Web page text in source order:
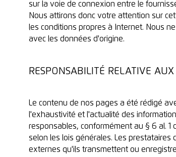
sur la voie de connexion entre le
Nous attirons donc votre attention sur
les conditions propres à Internet. Nous
avec les données d'origine.
RESPONSABILITÉ RELATIVE
Le contenu de nos pages a été rédigé
l'exhaustivité et l'actualité des
responsables, conformément au § 6 al. 1
selon les lois générales. Les
externes qu'ils transmettent ou